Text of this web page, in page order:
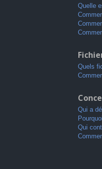
Quelle
Quels
Qui a
Qui